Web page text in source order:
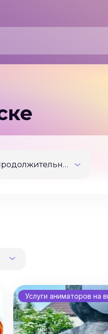
Продолжительность
Услуги аниматоров на